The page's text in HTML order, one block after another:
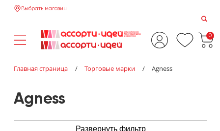
Выбрать магазин
0
Главная страница / Торговые марки / Agness
Agness
Развернуть фильтр